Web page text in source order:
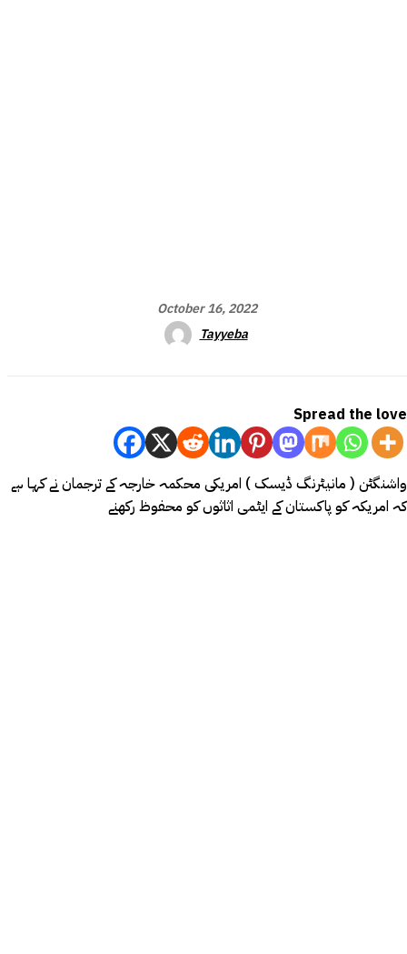
October 16, 2022
Tayyeba
Spread the love
واشنگٹن ( مانیٹرنگ ڈیسک ) امریکی محکمہ خارجہ کے ترجمان نے کہا ہے
کہ امریکہ کو پاکستان کے ایٹمی اثاثوں کو محفوظ رکھنے